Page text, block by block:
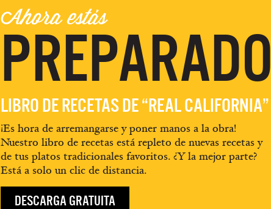
Ahora estás
PREPARADO
LIBRO DE RECETAS DE “REAL CALIFORNIA”
¡Es hora de arremangarse y poner manos a la obra!
Nuestro libro de recetas está repleto de nuevas recetas y
de tus platos tradicionales favoritos. ¿Y la mejor parte?
Está a solo un clic de distancia.
DESCARGA GRATUITA